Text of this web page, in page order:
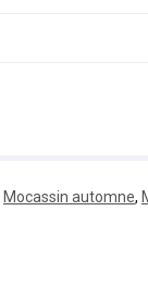
Mocassin automne,